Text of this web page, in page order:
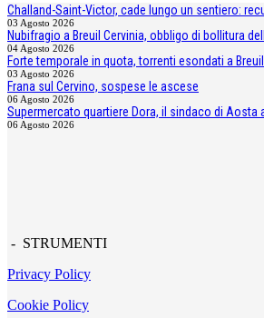
Challand-Saint-Victor, cade lungo un sentiero:
03 Agosto 2026
Nubifragio a Breuil Cervinia, obbligo di bollitura
04 Agosto 2026
Forte temporale in quota, torrenti esondati a
03 Agosto 2026
Frana sul Cervino, sospese le ascese
06 Agosto 2026
Supermercato quartiere Dora, il sindaco di Aosta
06 Agosto 2026
- STRUMENTI
Privacy Policy
Cookie Policy